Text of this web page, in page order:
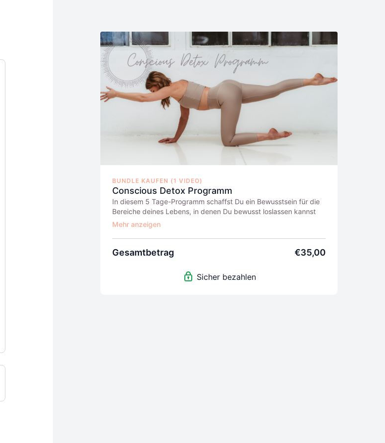
BUNDLE KAUFEN (1 VIDEO)
Conscious Detox Programm
In diesem 5 Tage-Programm schaffst Du ein Bewusstsein für die
Bereiche deines Lebens, in denen Du bewusst loslassen kannst
und schaffst damit Platz für Dich, deine Energie und deine
Kosten: einmalig 35€
Gesamtbetrag €35,00
Sicher bezahlen